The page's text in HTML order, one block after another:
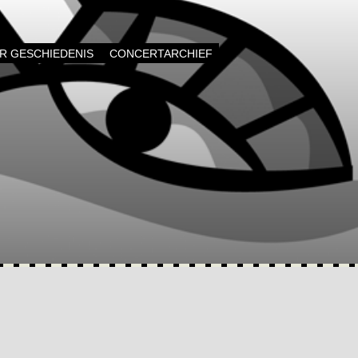
GESCHIEDENIS CONCERTARCHIEF